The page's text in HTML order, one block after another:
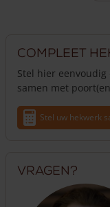
Compleet
Stel hier
samen met
Stel uw hekwerk
Vragen?